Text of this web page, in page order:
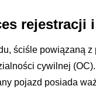
rejestracji
ściśle powiązaną
cywilnej
pojazd posiada